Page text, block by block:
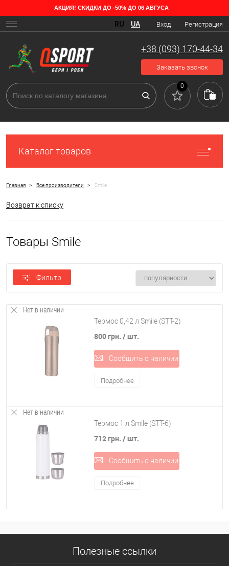
АКЦИЯ! СКИДКИ ДО -50% ДО 06 АВГУСА
Вход Регистрация
RU UA
+38 (093) 170-44-34
Заказать звонок
0
Каталог товаров
Главная > Все производители > Smile
Возврат к списку
Товары Smile
Фильтр
Нет в наличии
Термос 0,42 л Smile (STT-2)
800 грн. / шт.
Сообщить о наличии
Подробнее
Нет в наличии
Термос 1 л Smile (STT-6)
712 грн. / шт.
Сообщить о наличии
Подробнее
Полезные ссылки